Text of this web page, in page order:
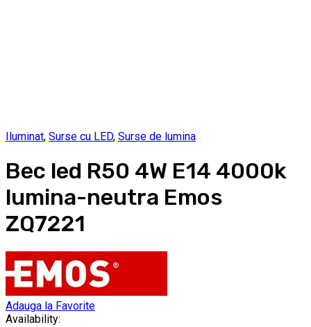
Iluminat, Surse cu LED, Surse de lumina
Bec led R50 4W E14 4000k
lumina-neutra Emos
ZQ7221
Adauga la Favorite
Availability: